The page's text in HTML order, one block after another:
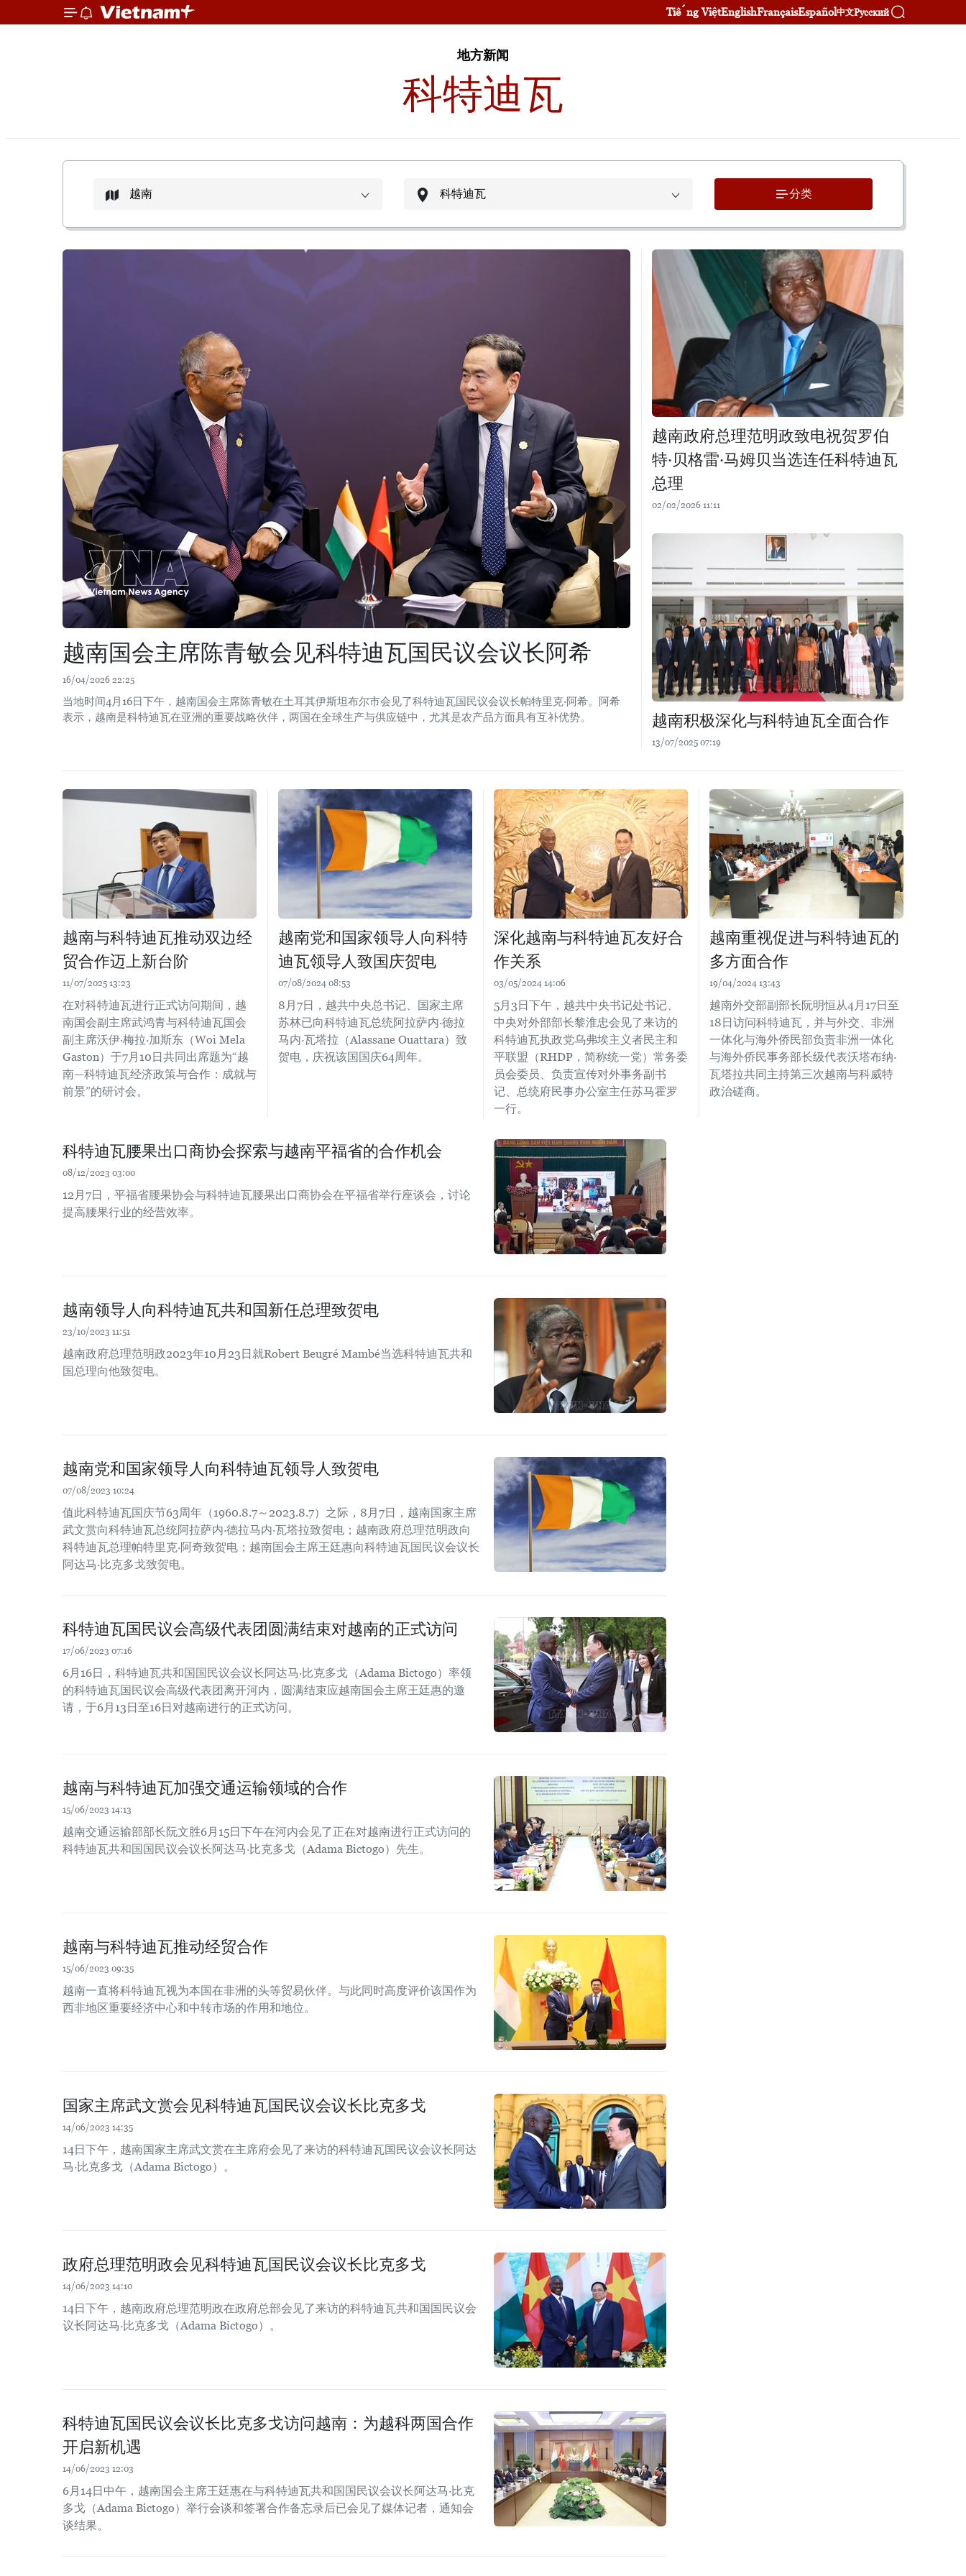
Tiếng ViệtEnglishFrançaisEspañol中文Русский
地方新闻
科特迪瓦
分类
越南国会主席陈青敏会见科特迪瓦国民议会议长阿希
16/04/2026 22:25
当地时间4月16日下午，越南国会主席陈青敏在土耳其伊斯坦布尔市会见了科特迪瓦国民议会议长帕特里克·阿希。阿希
表示，越南是科特迪瓦在亚洲的重要战略伙伴，两国在全球生产与供应链中，尤其是农产品方面具有互补优势。
越南政府总理范明政致电祝贺罗伯
特·贝格雷·马姆贝当选连任科特迪瓦
总理
02/02/2026 11:11
越南积极深化与科特迪瓦全面合作
13/07/2025 07:19
越南与科特迪瓦推动双边经
贸合作迈上新台阶
11/07/2025 13:23
在对科特迪瓦进行正式访问期间，越
南国会副主席武鸿青与科特迪瓦国会
副主席沃伊·梅拉·加斯东（Woi Mela
Gaston）于7月10日共同出席题为“越
南—科特迪瓦经济政策与合作：成就与
前景”的研讨会。
越南党和国家领导人向科特
迪瓦领导人致国庆贺电
07/08/2024 08:53
8月7日，越共中央总书记、国家主席
苏林已向科特迪瓦总统阿拉萨内·德拉
马内·瓦塔拉（Alassane Ouattara）致
贺电，庆祝该国国庆64周年。
深化越南与科特迪瓦友好合
作关系
03/05/2024 14:06
5月3日下午，越共中央书记处书记、
中央对外部部长黎淮忠会见了来访的
科特迪瓦执政党乌弗埃主义者民主和
平联盟（RHDP，简称统一党）常务委
员会委员、负责宣传对外事务副书
记、总统府民事办公室主任苏马霍罗
一行。
越南重视促进与科特迪瓦的
多方面合作
19/04/2024 13:43
越南外交部副部长阮明恒从4月17日至
18日访问科特迪瓦，并与外交、非洲
一体化与海外侨民部负责非洲一体化
与海外侨民事务部长级代表沃塔布纳·
瓦塔拉共同主持第三次越南与科威特
政治磋商。
科特迪瓦腰果出口商协会探索与越南平福省的合作机会
08/12/2023 03:00
12月7日，平福省腰果协会与科特迪瓦腰果出口商协会在平福省举行座谈会，讨论
提高腰果行业的经营效率。
越南领导人向科特迪瓦共和国新任总理致贺电
23/10/2023 11:51
越南政府总理范明政2023年10月23日就Robert Beugré Mambé当选科特迪瓦共和
国总理向他致贺电。
越南党和国家领导人向科特迪瓦领导人致贺电
07/08/2023 10:24
值此科特迪瓦国庆节63周年（1960.8.7～2023.8.7）之际，8月7日，越南国家主席
武文赏向科特迪瓦总统阿拉萨内·德拉马内·瓦塔拉致贺电；越南政府总理范明政向
科特迪瓦总理帕特里克·阿奇致贺电；越南国会主席王廷惠向科特迪瓦国民议会议长
阿达马·比克多戈致贺电。
科特迪瓦国民议会高级代表团圆满结束对越南的正式访问
17/06/2023 07:16
6月16日，科特迪瓦共和国国民议会议长阿达马·比克多戈（Adama Bictogo）率领
的科特迪瓦国民议会高级代表团离开河内，圆满结束应越南国会主席王廷惠的邀
请，于6月13日至16日对越南进行的正式访问。
越南与科特迪瓦加强交通运输领域的合作
15/06/2023 14:13
越南交通运输部部长阮文胜6月15日下午在河内会见了正在对越南进行正式访问的
科特迪瓦共和国国民议会议长阿达马·比克多戈（Adama Bictogo）先生。
越南与科特迪瓦推动经贸合作
15/06/2023 09:35
越南一直将科特迪瓦视为本国在非洲的头等贸易伙伴。与此同时高度评价该国作为
西非地区重要经济中心和中转市场的作用和地位。
国家主席武文赏会见科特迪瓦国民议会议长比克多戈
14/06/2023 14:35
14日下午，越南国家主席武文赏在主席府会见了来访的科特迪瓦国民议会议长阿达
马·比克多戈（Adama Bictogo）。
政府总理范明政会见科特迪瓦国民议会议长比克多戈
14/06/2023 14:10
14日下午，越南政府总理范明政在政府总部会见了来访的科特迪瓦共和国国民议会
议长阿达马·比克多戈（Adama Bictogo）。
科特迪瓦国民议会议长比克多戈访问越南：为越科两国合作
开启新机遇
14/06/2023 12:03
6月14日中午，越南国会主席王廷惠在与科特迪瓦共和国国民议会议长阿达马·比克
多戈（Adama Bictogo）举行会谈和签署合作备忘录后已会见了媒体记者，通知会
谈结果。